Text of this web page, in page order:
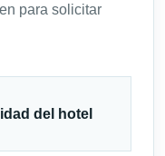
para solicitar
del hotel